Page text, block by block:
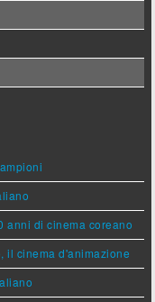
anni di cinema coreano
il cinema d'animazione